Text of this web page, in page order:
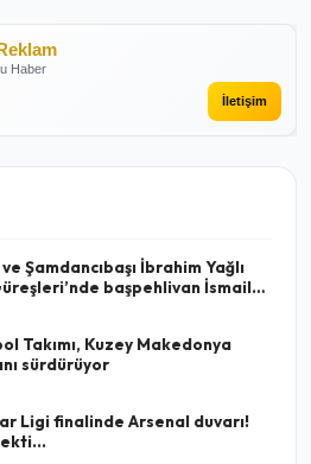
Haber
İletişim
Şamdancıbaşı İbrahim Yağlı
başpehlivan İsmail
Takımı, Kuzey Makedonya
sürdürüyor
Ligi finalinde Arsenal duvarı!